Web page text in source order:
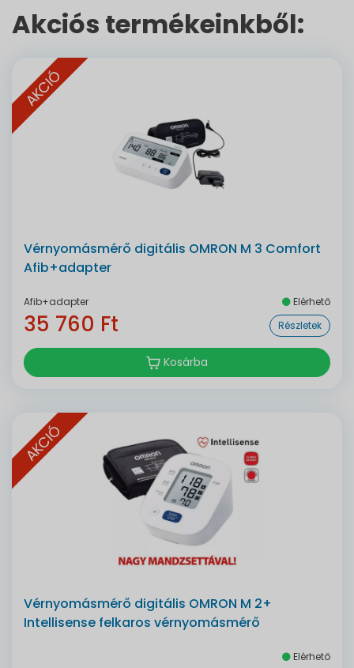
Akciós termékeinkből:
AKCIÓ
Vérnyomásmérő digitális OMRON M 3 Comfort
Afib+adapter
Afib+adapter Elérhető
35 760 Ft Részletek
Kosárba
AKCIÓ
Vérnyomásmérő digitális OMRON M 2+
Intellisense felkaros vérnyomásmérő
Elérhető